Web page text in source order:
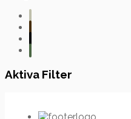
Aktiva Filter